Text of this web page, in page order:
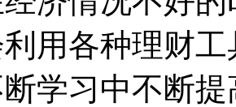
用各种理财
学习中不断